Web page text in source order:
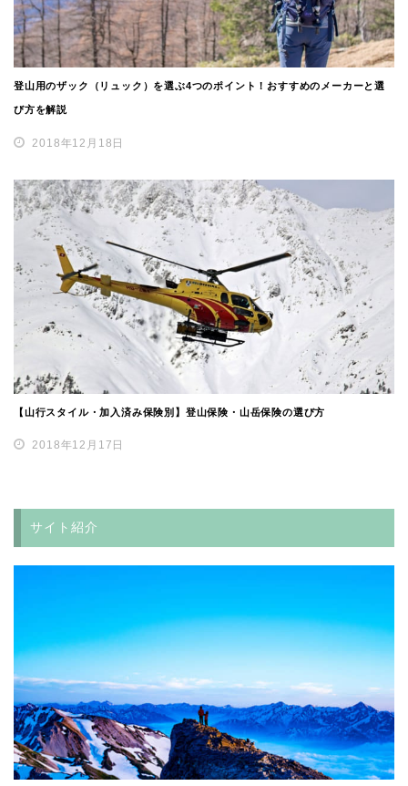
登山用のザック（リュック）を選ぶ4つのポイント！おすすめのメーカーと選
び方を解説
2018年12月18日
【山行スタイル・加入済み保険別】登山保険・山岳保険の選び方
2018年12月17日
サイト紹介